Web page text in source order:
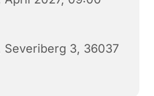
Severiberg 3, 36037